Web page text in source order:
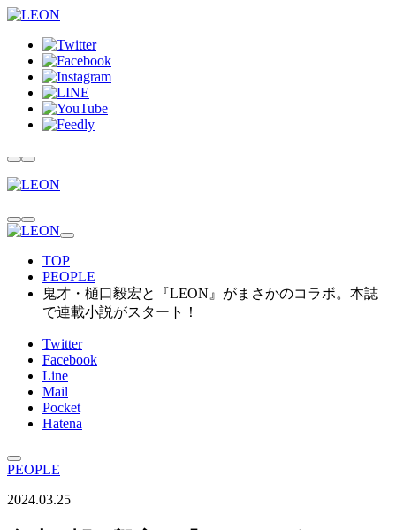
TOP
PEOPLE
鬼才・樋口毅宏と『LEON』がまさかのコラボ。本誌
で連載小説がスタート！
Twitter
Facebook
Line
Mail
Pocket
Hatena
PEOPLE
2024.03.25